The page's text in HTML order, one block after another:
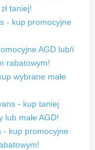
taniej!
- kup promocyjne
AGD lub/i
rabatowym!
wybrane małe
- kup taniej
lub małe AGD!
- kup promocyjne